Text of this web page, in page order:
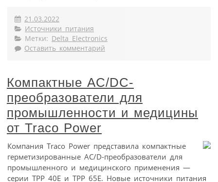
21.03.2022
Источники питания
Метки: Delta Electronics
Оставить комментарий
Компактные AC/DC-
преобразователи для
промышленности и медицины
от Traco Power
Компания Traco Power представила компактные
герметизированные AC/D-преобразователи для
промышленного и медицинского применения —
серии TPP 40E и TPP 65E. Новые источники питания